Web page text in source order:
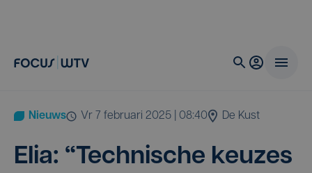
Nieuws vr 7 februari 2025 | 08:40 De Kust
Elia: “Tech­ni­sche keu­zes